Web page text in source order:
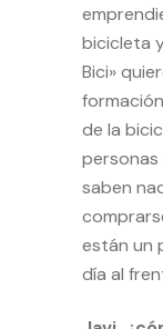
bicicleta
Bici»
de la
personas
saben
están un
día al